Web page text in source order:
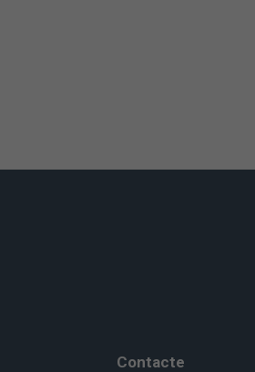
Contacte